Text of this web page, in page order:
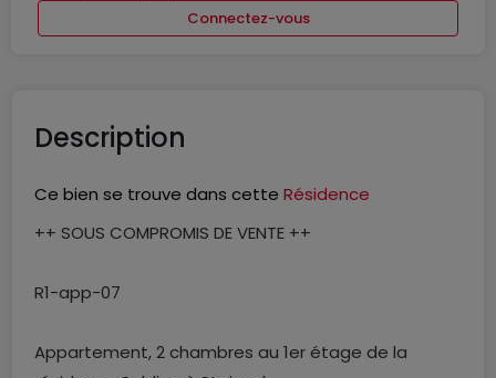
Connectez-vous
Description
Ce bien se trouve dans cette Résidence
++ SOUS COMPROMIS DE VENTE ++
R1-app-07
Appartement, 2 chambres au 1er étage de la